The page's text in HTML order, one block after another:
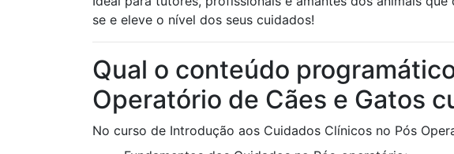
se e eleve o nível dos seus cuidados!
Qual o conteúdo
Operatório de Cães e Gatos
No curso de Introdução aos Cuidados Clínicos no Pós